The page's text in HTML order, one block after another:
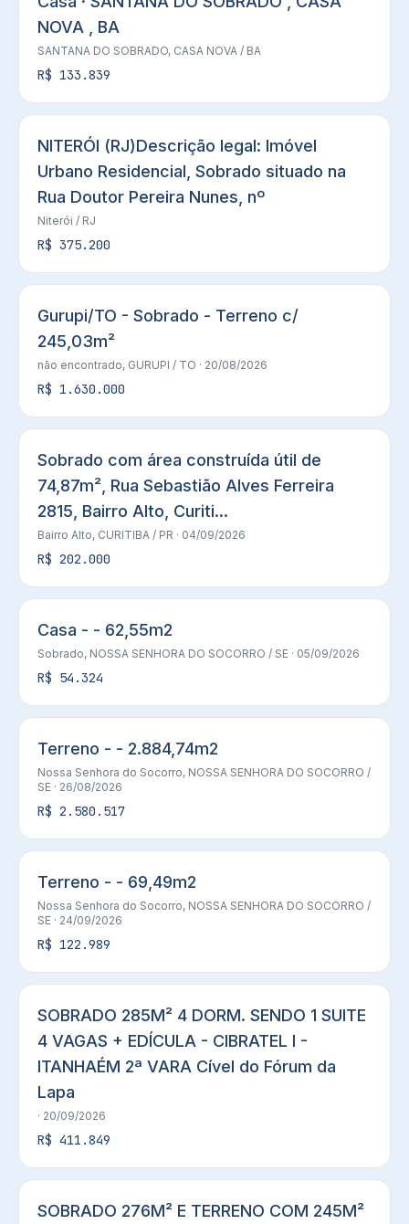
NOVA , BA
SANTANA DO SOBRADO, CASA NOVA / BA
R$ 133.839
NITERÓI (RJ)Descrição legal: Imóvel
Urbano Residencial, Sobrado situado na
Rua Doutor Pereira Nunes, nº
Niterói / RJ
R$ 375.200
Gurupi/TO - Sobrado - Terreno c/
245,03m²
não encontrado, GURUPI / TO · 20/08/2026
R$ 1.630.000
Sobrado com área construída útil de
74,87m², Rua Sebastião Alves Ferreira
2815, Bairro Alto, Curiti...
Bairro Alto, CURITIBA / PR · 04/09/2026
R$ 202.000
Casa - - 62,55m2
Sobrado, NOSSA SENHORA DO SOCORRO / SE · 05/09/2026
R$ 54.324
Terreno - - 2.884,74m2
Nossa Senhora do Socorro, NOSSA SENHORA DO SOCORRO /
SE · 26/08/2026
R$ 2.580.517
Terreno - - 69,49m2
Nossa Senhora do Socorro, NOSSA SENHORA DO SOCORRO /
SE · 24/09/2026
R$ 122.989
SOBRADO 285M² 4 DORM. SENDO 1 SUITE
4 VAGAS + EDÍCULA - CIBRATEL I -
ITANHAÉM 2ª VARA Cível do Fórum da
Lapa
· 20/09/2026
R$ 411.849
SOBRADO 276M² E TERRENO COM 245M²